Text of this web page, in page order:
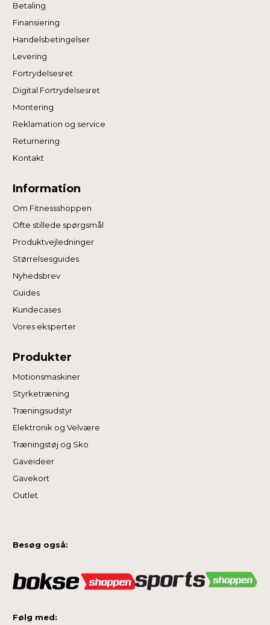
Betaling
Finansiering
Handelsbetingelser
Levering
Fortrydelsesret
Digital Fortrydelsesret
Montering
Reklamation og service
Returnering
Kontakt
Information
Om Fitnessshoppen
Ofte stillede spørgsmål
Produktvejledninger
Størrelsesguides
Nyhedsbrev
Guides
Kundecases
Vores eksperter
Produkter
Motionsmaskiner
Styrketræning
Træningsudstyr
Elektronik og Velvære
Træningstøj og Sko
Gaveideer
Gavekort
Outlet
Besøg også:
Følg med: